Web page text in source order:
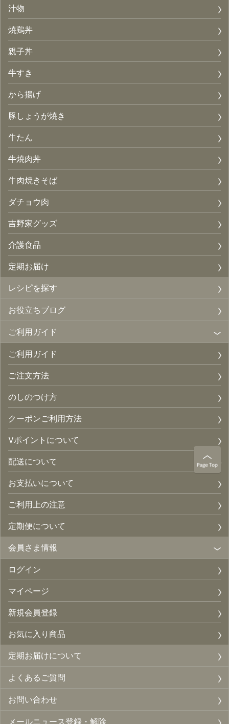
汁物
焼鶏丼
親子丼
牛すき
から揚げ
豚しょうが焼き
牛たん
牛焼肉丼
牛肉焼きそば
ダチョウ肉
吉野家グッズ
介護食品
定期お届け
レシピを探す
お役立ちブログ
ご利用ガイド
ご利用ガイド
ご注文方法
のしのつけ方
クーポンご利用方法
Vポイントについて
配送について
お支払いについて
ご利用上の注意
定期便について
会員さま情報
ログイン
マイページ
新規会員登録
お気に入り商品
定期お届けについて
よくあるご質問
お問い合わせ
メールニュース登録・解除